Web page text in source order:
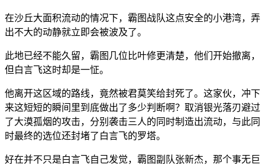
在沙丘大面积流动的情况下，霸图战队这点安全的小港湾，弄
出不大的动静就立即会被波及了。
此地已经不能久留，霸图几位比叶修更清楚，他们开始撤离，
但白言飞这时却是一怔。
他离开这区域的路线，竟然被君莫笑给封死了。这家伙，冲下
来这短短的瞬间里到底做出了多少判断啊？取消银光落刃避过
了大漠孤烟的攻击，分别袭击三人的同时制造出流动，与此同
时最终的选位还封堵了白言飞的罗塔。
好在并不只是白言飞自己发觉，霸图副队张新杰，那个事无巨